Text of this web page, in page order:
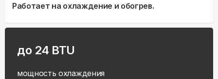
Работает на охлаждение и обогрев.
до 24 BTU
мощность охлаждения